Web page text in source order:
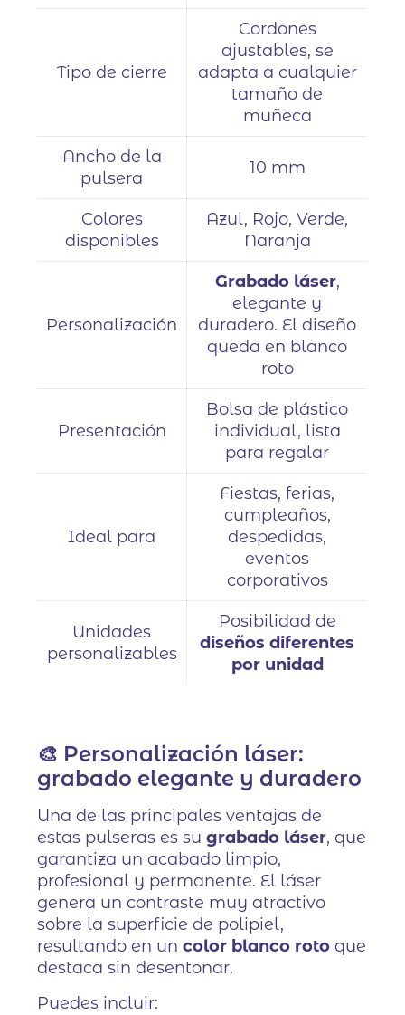
Tipo de cierre
Cordones
ajustables, se
adapta a cualquier
tamaño de
muñeca
Ancho de la
pulsera
10 mm
Colores
disponibles
Azul, Rojo, Verde,
Naranja
Personalización
Grabado láser,
elegante y
duradero. El diseño
queda en blanco
roto
Presentación
Bolsa de plástico
individual, lista
para regalar
Ideal para
Fiestas, ferias,
cumpleaños,
despedidas,
eventos
corporativos
Unidades
personalizables
Posibilidad de
diseños diferentes
por unidad
🎨 Personalización láser:
grabado elegante y duradero
Una de las principales ventajas de
estas pulseras es sugrabado láser, que
garantiza un acabado limpio,
profesional y permanente. El láser
genera un contraste muy atractivo
sobre la superficie de polipiel,
resultando en uncolor blanco roto que
destaca sin desentonar.
Puedes incluir: